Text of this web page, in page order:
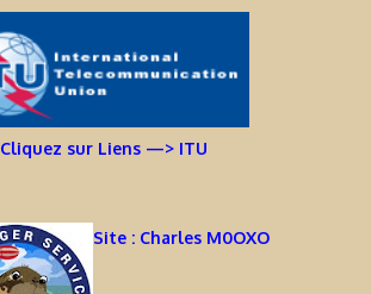
Cliquez sur Liens —> ITU
Site : Charles M0OXO